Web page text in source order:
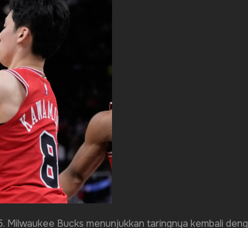
Milwaukee Bucks menunjukkan taringnya kembali